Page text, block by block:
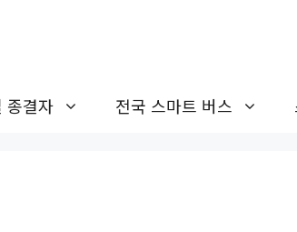
종결자 전국 스마트 버스